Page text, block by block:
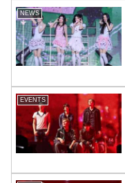
NEWS
EVENTS